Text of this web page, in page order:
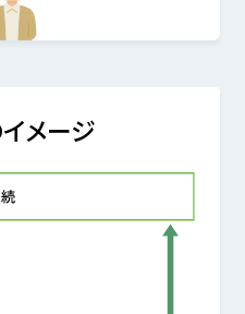
メージ